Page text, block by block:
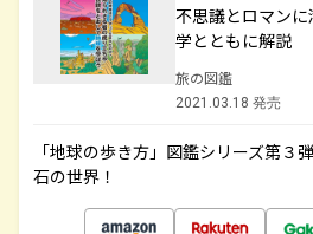
不思議とロマン
学とともに解説
旅の図鑑
2021.03.18 発売
「地球の歩き方」図鑑シリーズ第３
石の世界！